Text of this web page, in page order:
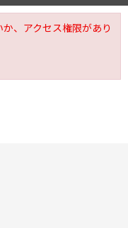
、アクセス権限があり